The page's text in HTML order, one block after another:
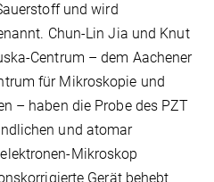
und wird
Chun-Lin Jia und Knut
Centrum – dem Aachener
für Mikroskopie und
– haben die Probe des PZT
und atomar
Mikroskop
Gerät behebt